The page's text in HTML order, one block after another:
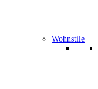
Wohnstile